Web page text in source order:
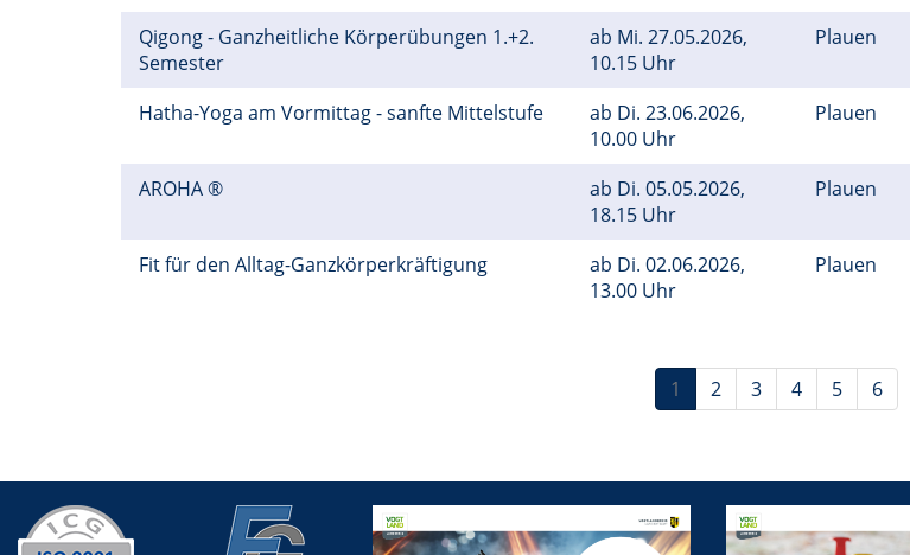
Qigong - Ganzheitliche Körperübungen 1.+2.
Semester
ab Mi. 27.05.2026,
10.15 Uhr
Plauen
Hatha-Yoga am Vormittag - sanfte Mittelstufe ab Di. 23.06.2026,
10.00 Uhr
Plauen
AROHA ® ab Di. 05.05.2026,
18.15 Uhr
Plauen
Fit für den Alltag-Ganzkörperkräftigung ab Di. 02.06.2026,
13.00 Uhr
Plauen
1 2 3 4 5 6